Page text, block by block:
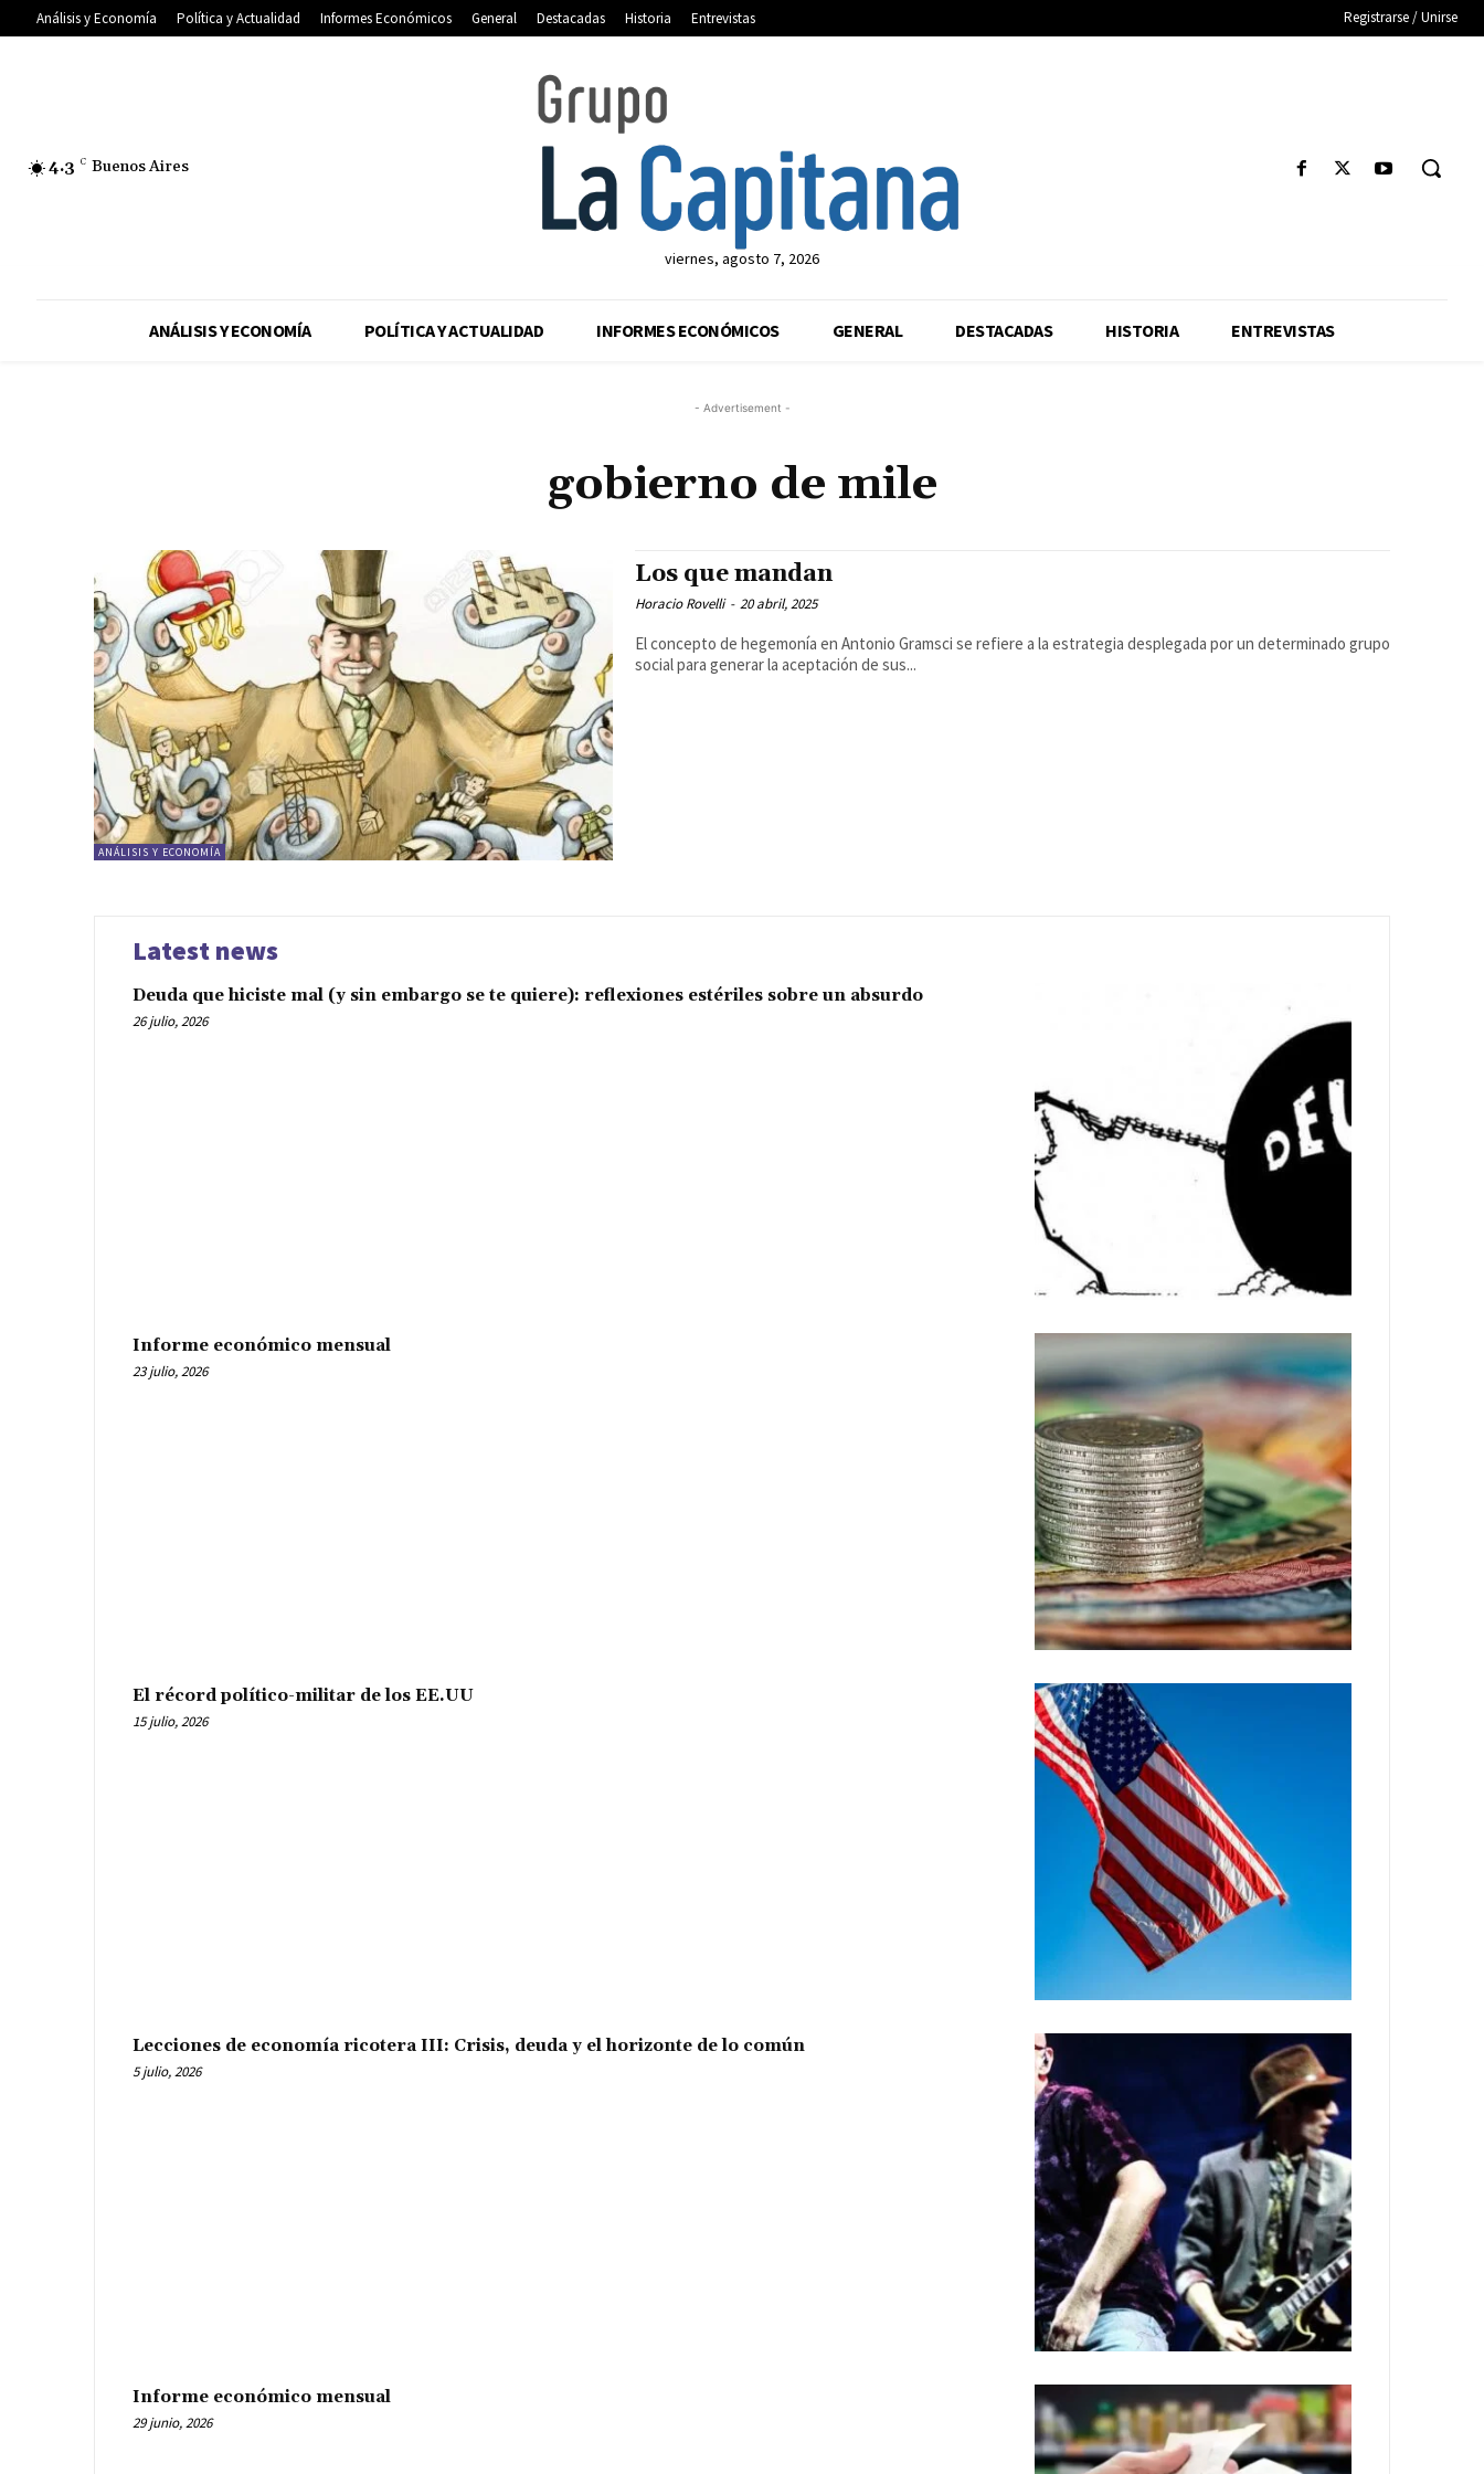
Análisis y Economía Política y Actualidad Informes Económicos General Destacadas Historia Entrevistas Registrarse / Unirse
4.3 C Buenos Aires
viernes, agosto 7, 2026
ANÁLISIS Y ECONOMÍA POLÍTICA Y ACTUALIDAD INFORMES ECONÓMICOS GENERAL DESTACADAS HISTORIA ENTREVISTAS
- Advertisement -
gobierno de mile
ANÁLISIS Y ECONOMÍA
Los que mandan
Horacio Rovelli - 20 abril, 2025
El concepto de hegemonía en Antonio Gramsci se refiere a la estrategia desplegada por un determinado grupo
social para generar la aceptación de sus...
Latest news
Deuda que hiciste mal (y sin embargo se te quiere): reflexiones estériles sobre un absurdo
26 julio, 2026
Informe económico mensual
23 julio, 2026
El récord político-militar de los EE.UU
15 julio, 2026
Lecciones de economía ricotera III: Crisis, deuda y el horizonte de lo común
5 julio, 2026
Informe económico mensual
29 junio, 2026